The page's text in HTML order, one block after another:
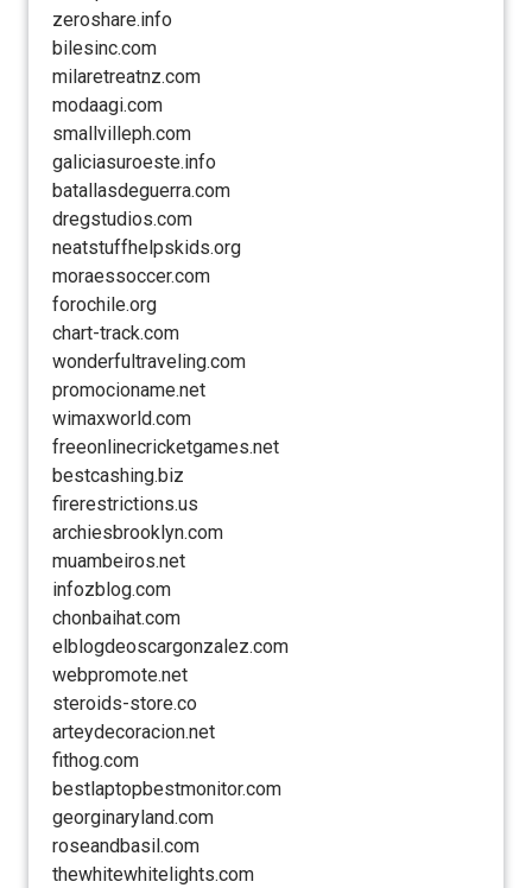
zeroshare.info
bilesinc.com
milaretreatnz.com
modaagi.com
smallvilleph.com
galiciasuroeste.info
batallasdeguerra.com
dregstudios.com
neatstuffhelpskids.org
moraessoccer.com
forochile.org
chart-track.com
wonderfultraveling.com
promocioname.net
wimaxworld.com
freeonlinecricketgames.net
bestcashing.biz
firerestrictions.us
archiesbrooklyn.com
muambeiros.net
infozblog.com
chonbaihat.com
elblogdeoscargonzalez.com
webpromote.net
steroids-store.co
arteydecoracion.net
fithog.com
bestlaptopbestmonitor.com
georginaryland.com
roseandbasil.com
thewhitewhitelights.com